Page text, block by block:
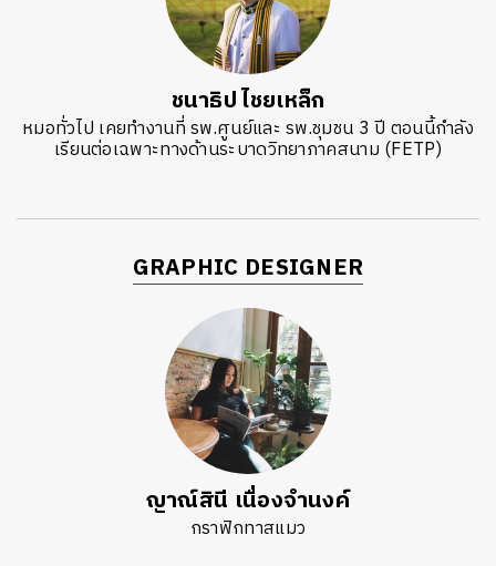
ชนาธิป ไชยเหล็ก
หมอทั่วไป เคยทำงานที่ รพ.ศูนย์และ รพ.ชุมชน 3 ปี ตอนนี้กำลัง
เรียนต่อเฉพาะทางด้านระบาดวิทยาภาคสนาม (FETP)
GRAPHIC DESIGNER
ญาณ์สินี เนื่องจำนงค์
กราฟิกทาสแมว